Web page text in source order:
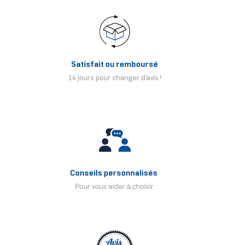
Satisfait ou remboursé
14 jours pour changer d'avis !
Conseils personnalisés
Pour vous aider à choisir